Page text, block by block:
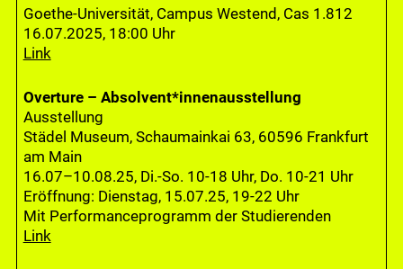
Goethe-Universität, Campus Westend, Cas 1.812
16.07.2025, 18:00 Uhr
Link
Overture – Absolvent*innenausstellung
Ausstellung
Städel Museum, Schaumainkai 63, 60596 Frankfurt
am Main
16.07–10.08.25, Di.-So. 10-18 Uhr, Do. 10-21 Uhr
Eröffnung: Dienstag, 15.07.25, 19-22 Uhr
Mit Performanceprogramm der Studierenden
Link